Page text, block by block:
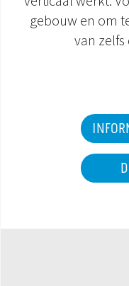
DOCUMENTATIE PRODUCTEN
gebouw en om
van